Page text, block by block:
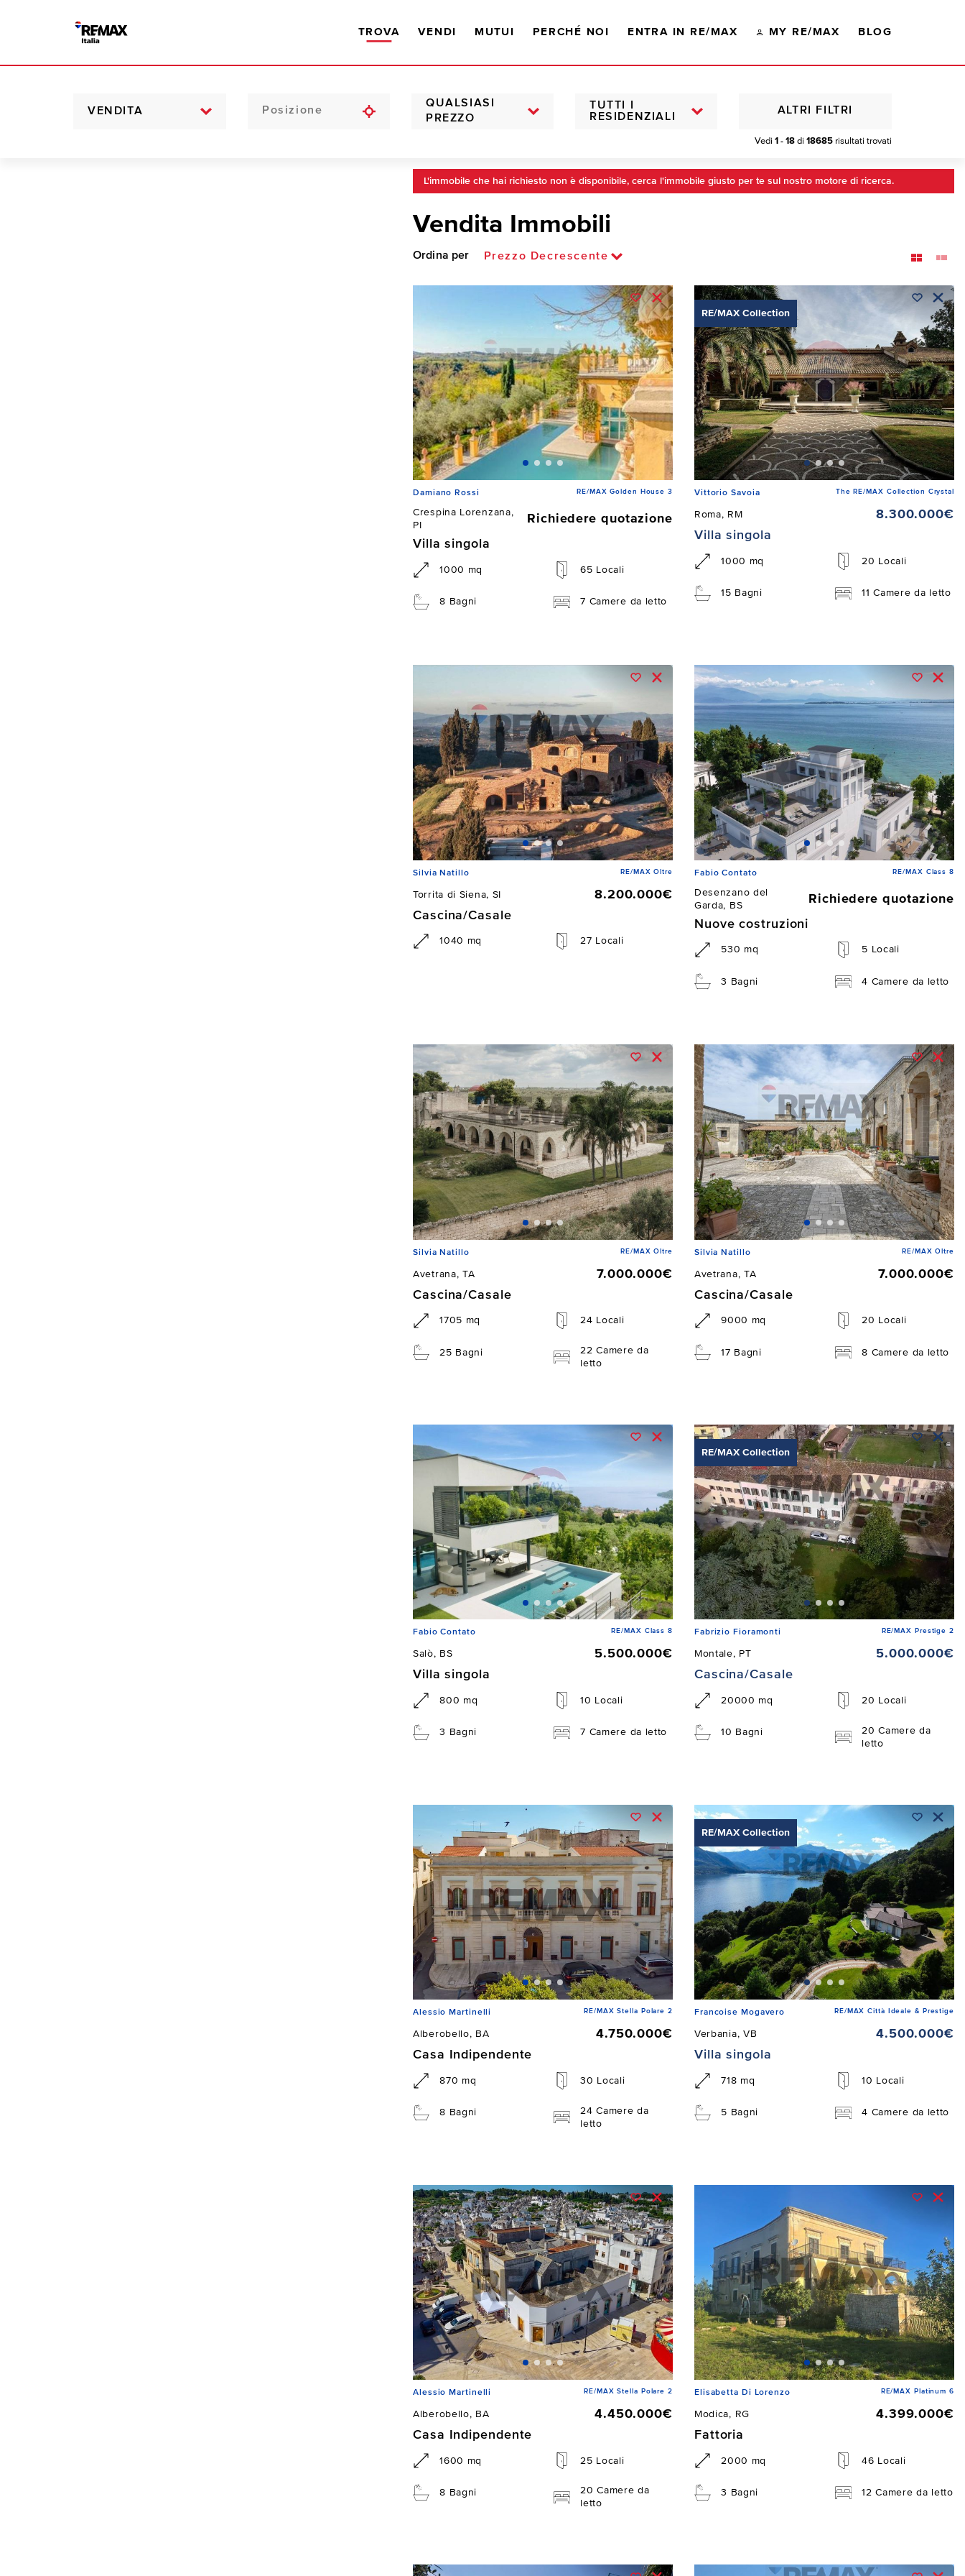
TROVA VENDI MUTUI PERCHÉ NOI ENTRA IN RE/MAX MY RE/MAX BLOG
VENDITA
QUALSIASI
PREZZO
TUTTI I
RESIDENZIALI
Vedi 1 - 18 di 18685 risultati trovati
ALTRI FILTRI
L'immobile che hai richiesto non è disponibile, cerca l'immobile giusto per te sul nostro motore di ricerca.
Vendita Immobili
Ordina per Prezzo Decrescente
Damiano Rossi RE/MAX Golden House 3
Crespina Lorenzana,
PI
Richiedere quotazione
Villa singola
1000 mq 65 Locali
8 Bagni 7 Camere da letto
RE/MAX Collection
Vittorio Savoia The RE/MAX Collection Crystal
Roma, RM
8.300.000€
Villa singola
1000 mq 20 Locali
15 Bagni 11 Camere da letto
Silvia Natillo RE/MAX Oltre
Torrita di Siena, SI
8.200.000€
Cascina/Casale
1040 mq 27 Locali
Fabio Contato RE/MAX Class 8
Desenzano del
Garda, BS
Richiedere quotazione
Nuove costruzioni
530 mq 5 Locali
3 Bagni 4 Camere da letto
Silvia Natillo RE/MAX Oltre
Avetrana, TA
7.000.000€
Cascina/Casale
1705 mq 24 Locali
25 Bagni
22 Camere da
letto
Silvia Natillo RE/MAX Oltre
Avetrana, TA
7.000.000€
Cascina/Casale
9000 mq 20 Locali
17 Bagni 8 Camere da letto
Fabio Contato RE/MAX Class 8
Salò, BS
5.500.000€
Villa singola
800 mq 10 Locali
3 Bagni 7 Camere da letto
RE/MAX Collection
Fabrizio Fioramonti RE/MAX Prestige 2
Montale, PT
5.000.000€
Cascina/Casale
20000 mq 20 Locali
10 Bagni
20 Camere da
letto
Alessio Martinelli RE/MAX Stella Polare 2
Alberobello, BA
4.750.000€
Casa Indipendente
870 mq 30 Locali
8 Bagni
24 Camere da
letto
RE/MAX Collection
Francoise Mogavero RE/MAX Città Ideale & Prestige
Verbania, VB
4.500.000€
Villa singola
718 mq 10 Locali
5 Bagni 4 Camere da letto
Alessio Martinelli RE/MAX Stella Polare 2
Alberobello, BA
4.450.000€
Casa Indipendente
1600 mq 25 Locali
8 Bagni
20 Camere da
letto
Elisabetta Di Lorenzo RE/MAX Platinum 6
Modica, RG
4.399.000€
Fattoria
2000 mq 46 Locali
3 Bagni 12 Camere da letto